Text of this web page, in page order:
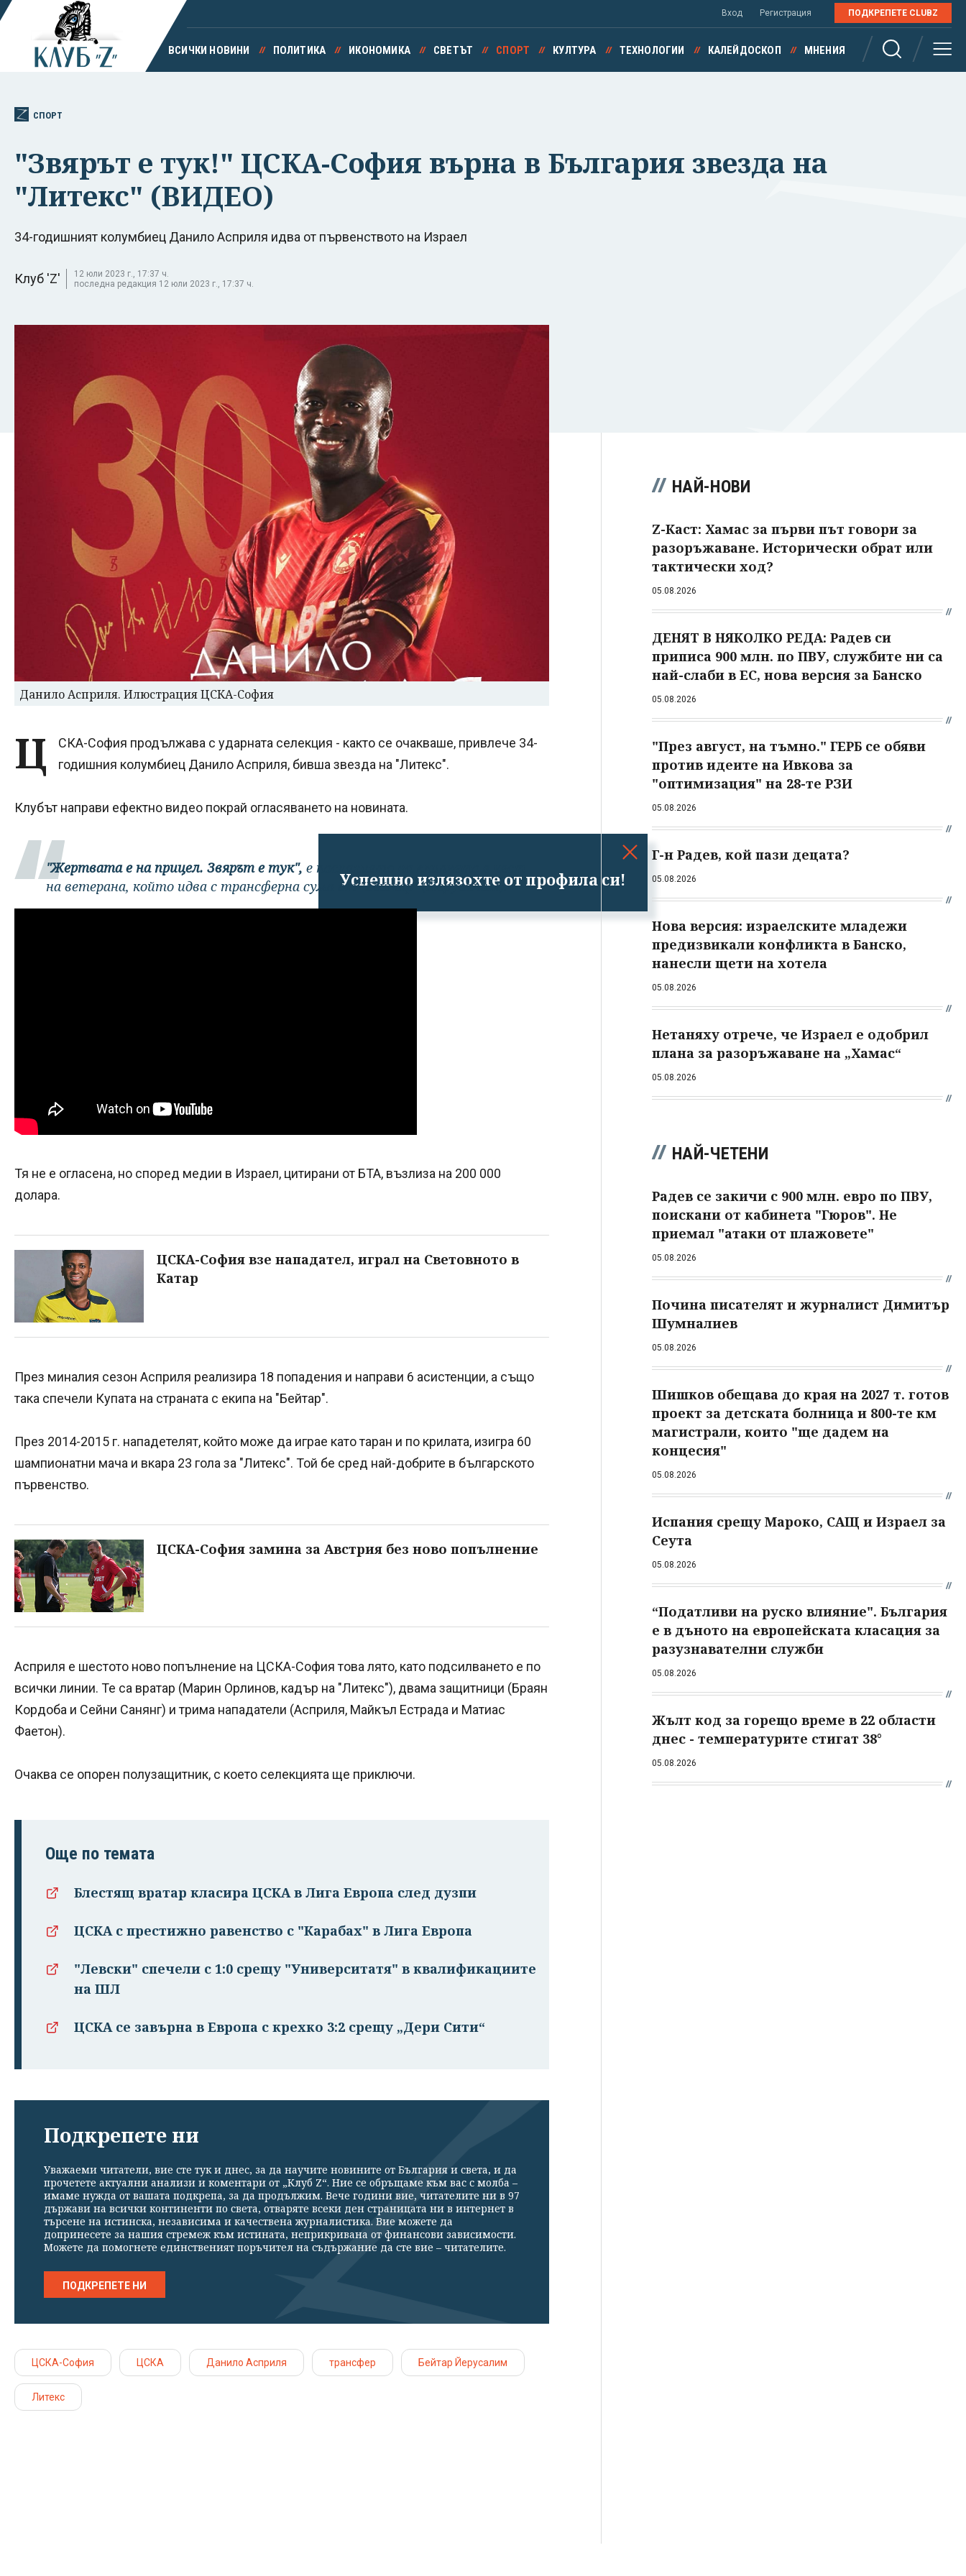
Успешно излязохте от профила си!
Вход Регистрация ПОДКРЕПЕТЕ CLUBZ
ВСИЧКИ НОВИНИ ПОЛИТИКА ИКОНОМИКА СВЕТЪТ СПОРТ КУЛТУРА ТЕХНОЛОГИИ КАЛЕЙДОСКОП МНЕНИЯ
СПОРТ
"Звярът е тук!" ЦСКА-София върна в България звезда на
"Литекс" (ВИДЕО)
34-годишният колумбиец Данило Асприля идва от първенството на Израел
Клуб 'Z'
12 юли 2023 г., 17:37 ч.
последна редакция 12 юли 2023 г., 17:37 ч.
Данило Асприля. Илюстрация ЦСКА-София
Ц
СКА-София продължава с ударната селекция - както се очакваше, привлече 34-
годишния колумбиец Данило Асприля, бивша звезда на "Литекс".
Клубът направи ефектно видео покрай огласяването на новината.
"Жертвата е на прицел. Звярът е тук", е посланието на клипчето в чест
на ветерана, който идва с трансферна сума от "Бейтар" (Йерусалим).
Тя не е огласена, но според медии в Израел, цитирани от БТА, възлиза на 200 000
долара.
ЦСКА-София взе нападател, играл на Световното в
Катар
През миналия сезон Асприля реализира 18 попадения и направи 6 асистенции, а също
така спечели Купата на страната с екипа на "Бейтар".
През 2014-2015 г. нападетелят, който може да играе като таран и по крилата, изигра 60
шампионатни мача и вкара 23 гола за "Литекс". Той бе сред най-добрите в българското
първенство.
ЦСКА-София замина за Австрия без ново попълнение
Асприля е шестото ново попълнение на ЦСКА-София това лято, като подсилването е по
всички линии. Те са вратар (Марин Орлинов, кадър на "Литекс"), двама защитници (Браян
Кордоба и Сейни Санянг) и трима нападатели (Асприля, Майкъл Естрада и Матиас
Фаетон).
Очаква се опорен полузащитник, с което селекцията ще приключи.
Още по темата
Блестящ вратар класира ЦСКА в Лига Европа след дузпи
ЦСКА с престижно равенство с "Карабах" в Лига Европа
"Левски" спечели с 1:0 срещу "Университатя" в квалификациите
на ШЛ
ЦСКА се завърна в Европа с крехко 3:2 срещу „Дери Сити“
Подкрепете ни
Уважаеми читатели, вие сте тук и днес, за да научите новините от България и света, и да
прочетете актуални анализи и коментари от „Клуб Z“. Ние се обръщаме към вас с молба –
имаме нужда от вашата подкрепа, за да продължим. Вече години вие, читателите ни в 97
държави на всички континенти по света, отваряте всеки ден страницата ни в интернет в
търсене на истинска, независима и качествена журналистика. Вие можете да
допринесете за нашия стремеж към истината, неприкривана от финансови зависимости.
Можете да помогнете единственият поръчител на съдържание да сте вие – читателите.
ПОДКРЕПЕТЕ НИ
ЦСКА-София ЦСКА Данило Асприля трансфер Бейтар Йерусалим
Литекс
НАЙ-НОВИ
Z-Каст: Хамас за първи път говори за
разоръжаване. Исторически обрат или
тактически ход?
05.08.2026
ДЕНЯТ В НЯКОЛКО РЕДА: Радев си
приписа 900 млн. по ПВУ, службите ни са
най-слаби в ЕС, нова версия за Банско
05.08.2026
"През август, на тъмно." ГЕРБ се обяви
против идеите на Ивкова за
"оптимизация" на 28-те РЗИ
05.08.2026
Г-н Радев, кой пази децата?
05.08.2026
Нова версия: израелските младежи
предизвикали конфликта в Банско,
нанесли щети на хотела
05.08.2026
Нетаняху отрече, че Израел е одобрил
плана за разоръжаване на „Хамас“
05.08.2026
НАЙ-ЧЕТЕНИ
Радев се закичи с 900 млн. евро по ПВУ,
поискани от кабинета "Гюров". Не
приемал "атаки от плажовете"
05.08.2026
Почина писателят и журналист Димитър
Шумналиев
05.08.2026
Шишков обещава до края на 2027 т. готов
проект за детската болница и 800-те км
магистрали, които "ще дадем на
концесия"
05.08.2026
Испания срещу Мароко, САЩ и Израел за
Сеута
05.08.2026
“Податливи на руско влияние". България
е в дъното на европейската класация за
разузнавателни служби
05.08.2026
Жълт код за горещо време в 22 области
днес - температурите стигат 38°
05.08.2026